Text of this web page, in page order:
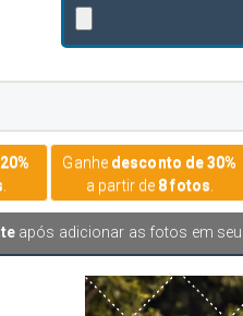
Ganhe desconto de 30%
a partir de 8 fotos
após adicionar as fotos em seu